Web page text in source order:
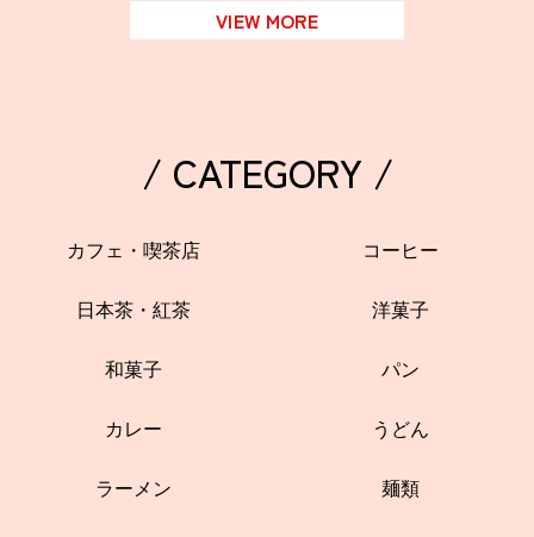
VIEW MORE
/ CATEGORY /
カフェ・喫茶店 コーヒー
日本茶・紅茶 洋菓子
和菓子 パン
カレー うどん
ラーメン 麺類